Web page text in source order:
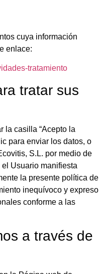
cuya información
enlace:
tratamiento
tratar sus
la casilla “Acepto la
para enviar los datos, o
S.L. por medio de
Usuario manifiesta
la presente política de
inequívoco y expreso
conforme a las
a través de